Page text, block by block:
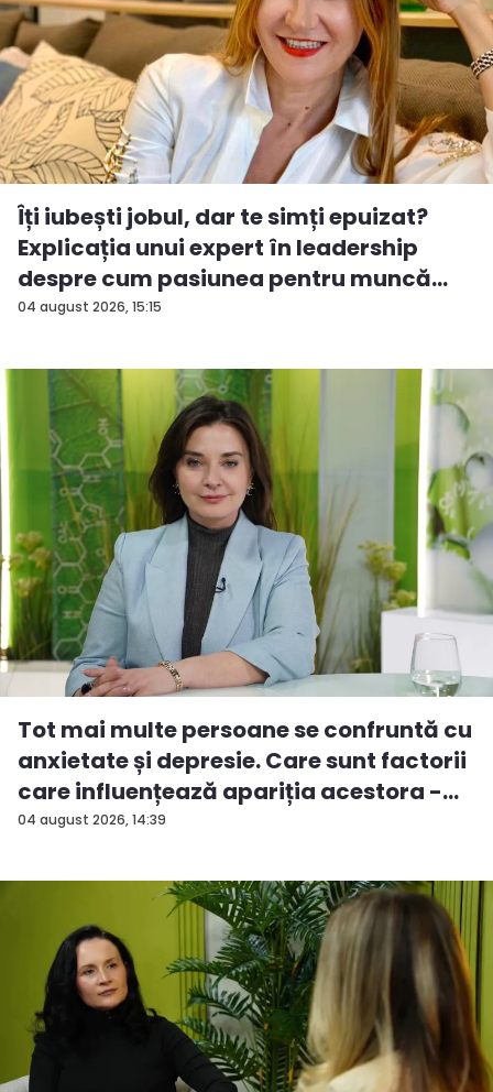
04 august 2026, 15:15
Îți iubești jobul, dar te simți epuizat?
Explicația unui expert în leadership
despre cum pasiunea pentru muncă
po...
04 august 2026, 14:39
Tot mai multe persoane se confruntă cu
anxietate și depresie. Care sunt factorii
care influențează apariția acestora -
V...